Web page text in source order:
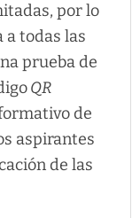
por lo
a todas las
prueba de
QR
de
aspirantes
de las